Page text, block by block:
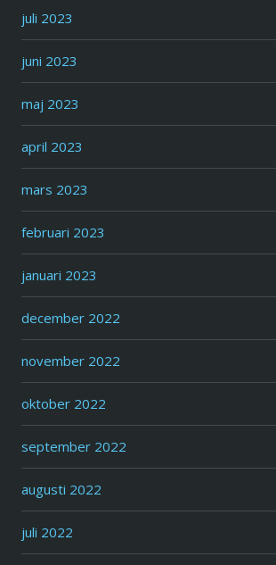
juli 2023
juni 2023
maj 2023
april 2023
mars 2023
februari 2023
januari 2023
december 2022
november 2022
oktober 2022
september 2022
augusti 2022
juli 2022